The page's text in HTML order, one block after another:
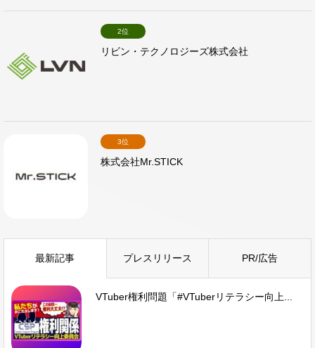
2位
リビン・テクノロジーズ株式会社
3位
株式会社Mr.STICK
最新記事 プレスリリース PR/広告
VTuber権利問題「#VTuberリテラシー向上...